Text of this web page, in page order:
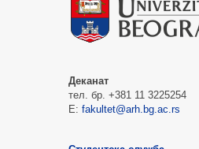
Деканат
тел. бр. +381 11 3225254
Е: fakultet@arh.bg.ac.rs